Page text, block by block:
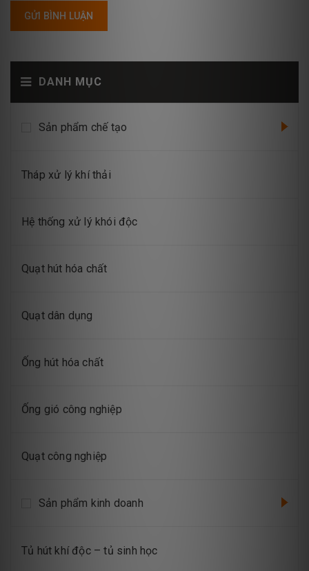
DANH MỤC
Sản phẩm chế tạo
Tháp xử lý khí thải
Hệ thống xử lý khói độc
Quạt hút hóa chất
Quạt dân dụng
Ống hút hóa chất
Ống gió công nghiệp
Quạt công nghiệp
Sản phẩm kinh doanh
Tủ hút khí độc – tủ sinh học
GỬI BÌNH LUẬN